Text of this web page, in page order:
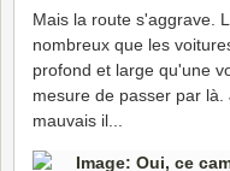
Mais la route s'aggrave.
nombreux que les
profond et large qu'une
mesure de passer par
mauvais il...